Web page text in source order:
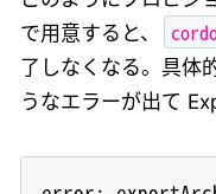
で用意すると、
了しなくなる。具体
うなエラーが出て